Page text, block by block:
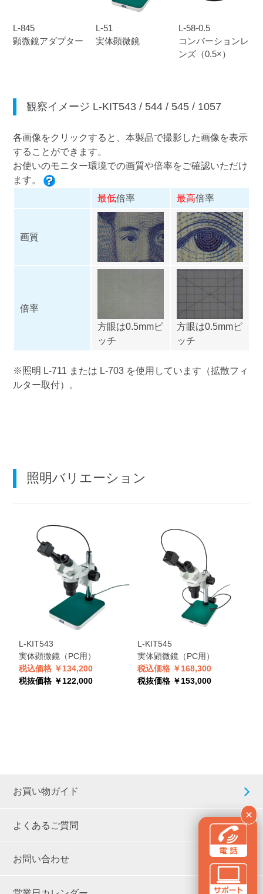
L-845
顕微鏡アダプター
L-51
実体顕微鏡
L-58-0.5
コンバーションレ
ンズ（0.5×）
観察イメージ L-KIT543 / 544 / 545 / 1057
各画像をクリックすると、本製品で撮影した画像を表示
することができます。
お使いのモニター環境での画質や倍率をご確認いただけ
ます。
最低倍率 最高倍率
画質
倍率
方眼は0.5mmピ
ッチ
方眼は0.5mmピ
ッチ
※照明 L-711 または L-703を使用しています（拡散フィ
ルター取付）。
×
照明バリエーション
L-KIT543
実体顕微鏡（PC用）
税込価格 ￥134,200
税抜価格 ￥122,000
L-KIT545
実体顕微鏡（PC用）
税込価格 ￥168,300
税抜価格 ￥153,000
お買い物ガイド
よくあるご質問
お問い合わせ